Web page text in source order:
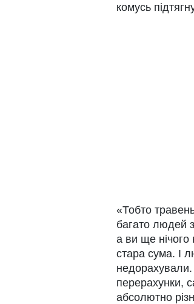
комусь
«Тобто
багато людей
а ви ще
стара сума. І
перерахунки,
абсолютно